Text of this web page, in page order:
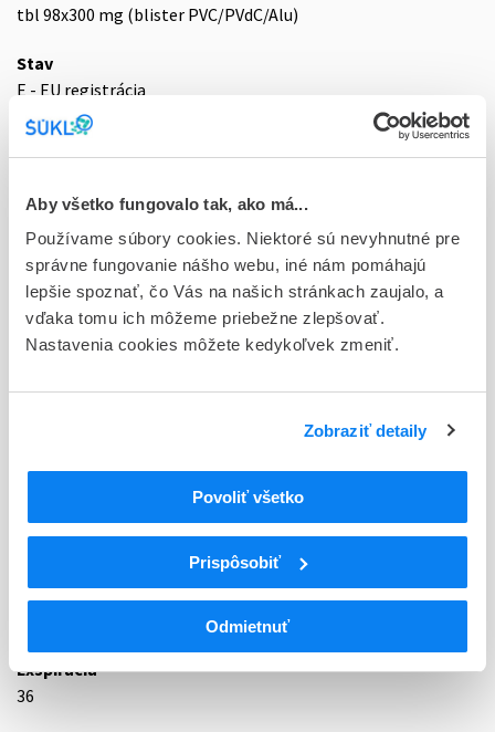
Aby všetko fungovalo tak, ako má...
Používame súbory cookies. Niektoré sú nevyhnutné pre
správne fungovanie nášho webu, iné nám pomáhajú
lepšie spoznať, čo Vás na našich stránkach zaujalo, a
vďaka tomu ich môžeme priebežne zlepšovať.
Nastavenia cookies môžete kedykoľvek zmeniť.
Zobraziť detaily
Povoliť všetko
Prispôsobiť
Odmietnuť
tbl 98x300 mg (blister PVC/PVdC/Alu)
Stav
E - EU registrácia
Typ registračnej procedúry
Európska
Držiteľ, krajina
Sanofi Winthrop Industrie, Francúzsko
Indikačná skupina
58 - HYPOTENSIVA
C
KARDIOVASKULÁRNY SYSTÉM
ANGIOTENZÍNOVÝ SYSTÉM
C09C
BLOKÁTORY RECEPTOROV ANGIOTENZÍNU II
(ARBs), SAMOTNÉ
C09CA
Blokátory receptorov angiotenzínu II (ARBs),
samotné
Irbesartan
Exspirácia
36